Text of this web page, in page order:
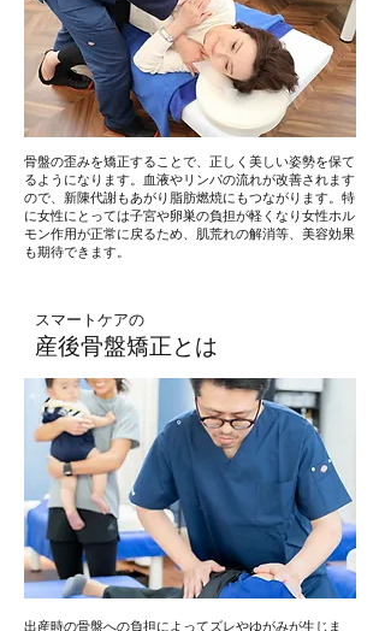
骨盤の歪みを矯正することで、正しく美しい姿勢を保て
るようになります。血液やリンパの流れが改善されます
ので、新陳代謝もあがり脂肪燃焼にもつながります。特
に女性にとっては子宮や卵巣の負担が軽くなり女性ホル
モン作用が正常に戻るため、肌荒れの解消等、美容効果
も期待できます。
スマートケアの
​産後骨盤矯正とは
出産時の骨盤への負担によってズレやゆがみが生じま